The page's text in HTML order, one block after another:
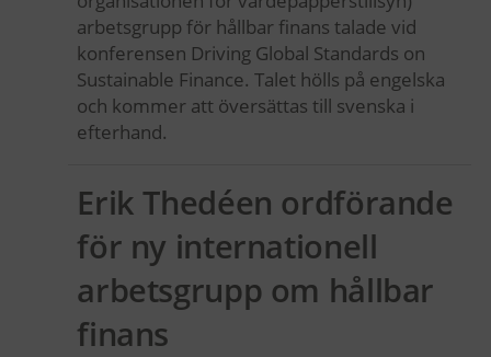
arbetsgrupp för hållbar finans talade vid
konferensen Driving Global Standards on
Sustainable Finance. Talet hölls på engelska
och kommer att översättas till svenska i
efterhand.
Erik Thedéen ordförande
för ny internationell
arbetsgrupp om hållbar
finans